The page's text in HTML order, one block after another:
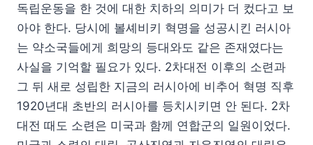
독립운동을 한 것에 대한 치하의 의미가 더 컸다고 보
아야 한다. 당시에 볼셰비키 혁명을 성공시킨 러시아
는 약소국들에게 희망의 등대와도 같은 존재였다는
사실을 기억할 필요가 있다. 2차대전 이후의 소련과
그 뒤 새로 성립한 지금의 러시아에 비추어 혁명 직후
1920년대 초반의 러시아를 등치시키면 안 된다. 2차
대전 때도 소련은 미국과 함께 연합군의 일원이었다.